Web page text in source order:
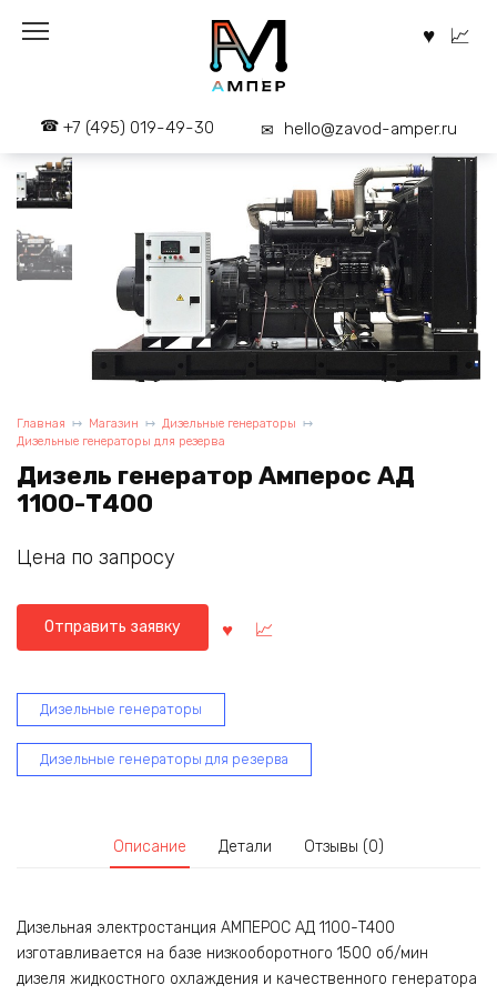
+7 (495) 019-49-30 hello@zavod-amper.ru
Главная Магазин
Дизельные генераторы
Дизельные генераторы для резерва
Дизель генератор Амперос АД
1100-Т400
Цена по запросу
Отправить заявку
Дизельные генераторы
Дизельные генераторы для резерва
Описание Детали Отзывы (0)
Дизельная электростанция АМПЕРОС АД 1100-Т400
изготавливается на базе низкооборотного 1500 об/мин
дизеля жидкостного охлаждения и качественного генератора